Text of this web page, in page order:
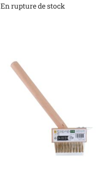
En rupture de stock